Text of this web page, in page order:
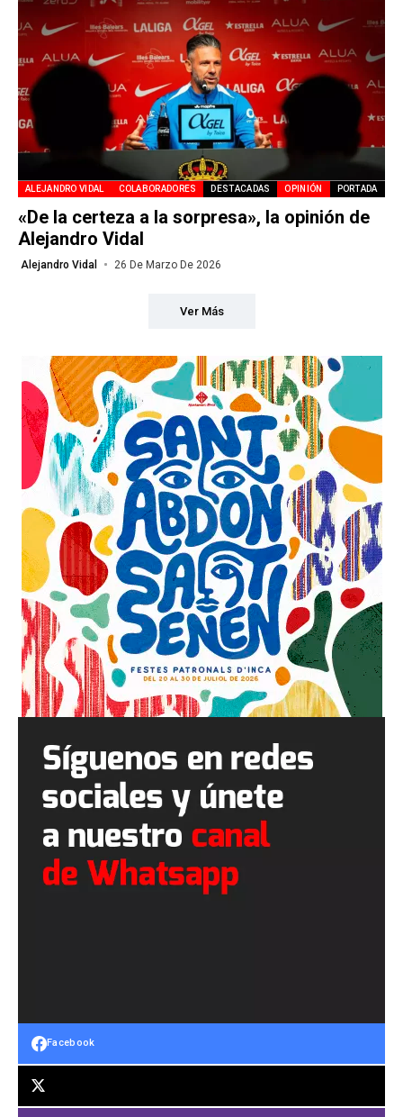
ALEJANDRO VIDAL COLABORADORES DESTACADAS OPINIÓN PORTADA
«De la certeza a la sorpresa», la opinión de
Alejandro Vidal
Alejandro Vidal 26 De Marzo De 2026
Ver Más
Facebook